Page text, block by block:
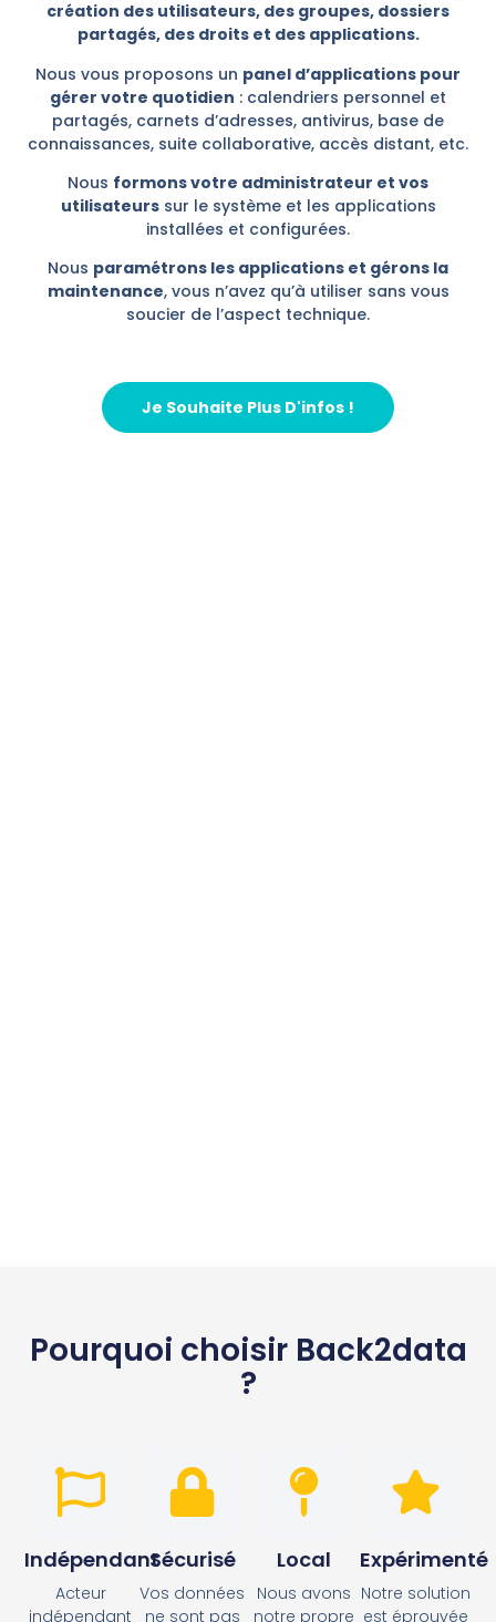
création des utilisateurs, des groupes, dossiers
partagés, des droits et des applications.
Nous vous proposons un panel d’applications pour
gérer votre quotidien : calendriers personnel et
partagés, carnets d’adresses, antivirus, base de
connaissances, suite collaborative, accès distant, etc.
Nous formons votre administrateur et vos
utilisateurssur le système et les applications
installées et configurées.
Nous paramétrons les applications et gérons la
maintenance, vous n’avez qu’à utiliser sans vous
soucier de l’aspect technique.
Je Souhaite Plus D'infos !
Pourquoi choisir Back2data
?
Indépendant
Acteur
indépendant
Sécurisé
Vos données
ne sont pas
Local
Nous avons
notre propre
Expérimenté
Notre solution
est éprouvée